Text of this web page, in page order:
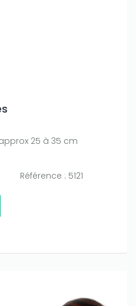
25 à 35 cm
Référence : 5121